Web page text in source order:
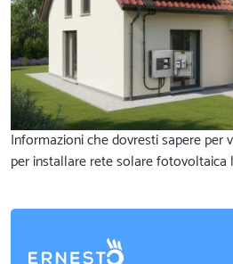
Informazioni che dovresti sapere per
per installare rete solare fotovoltaica